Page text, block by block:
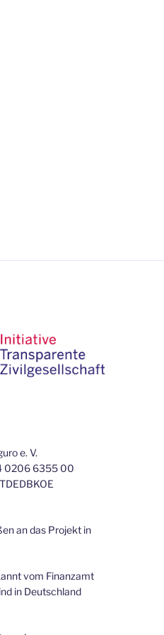
e. V.
0206 6355 00
an das Projekt in
vom Finanzamt
in Deutschland